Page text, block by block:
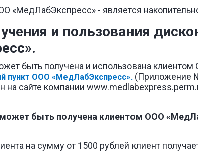
«МедЛабЭкспресс» - является
и пользования
быть получена и использована
пункт ООО «МедЛабЭкспресс». (Приложение
на сайте компании
быть получена клиентом ООО
на сумму от 1500 рублей клиент